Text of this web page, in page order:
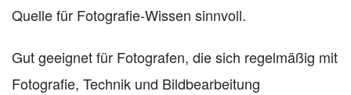
Quelle für Fotografie-Wissen sinnvoll.
Gut geeignet für Fotografen, die sich regelmäßig mit
Fotografie, Technik und Bildbearbeitung